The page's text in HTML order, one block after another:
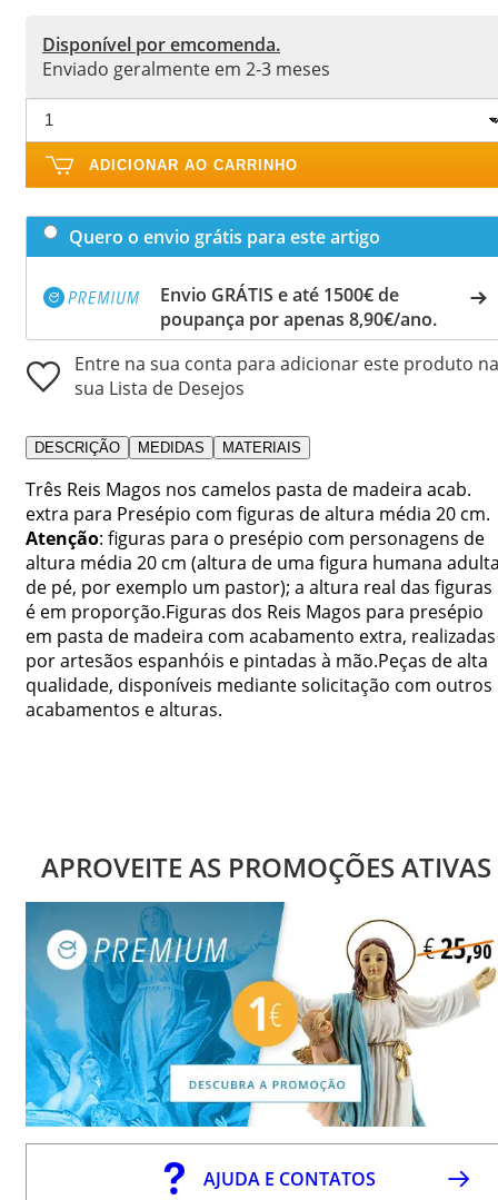
Disponível por emcomenda.
Enviado geralmente em 2-3 meses
ADICIONAR AO CARRINHO
Quero o envio grátis para este artigo
Envio GRÁTIS e até 1500€ de
poupança por apenas 8,90€/ano.
Entre na sua conta para adicionar este produto na
sua Lista de Desejos
DESCRIÇÃO MEDIDAS MATERIAIS
Três Reis Magos nos camelos pasta de madeira acab.
extra para Presépio com figuras de altura média 20 cm.
Atenção: figuras para o presépio com personagens de
altura média 20 cm (altura de uma figura humana
de pé, por exemplo um pastor); a altura real das figuras
é em proporção.Figuras dos Reis Magos para presépio
em pasta de madeira com acabamento extra, realizadas
por artesãos espanhóis e pintadas à mão.Peças de alta
qualidade, disponíveis mediante solicitação com outros
acabamentos e alturas.
APROVEITE AS PROMOÇÕES ATIVAS
AJUDA E CONTATOS